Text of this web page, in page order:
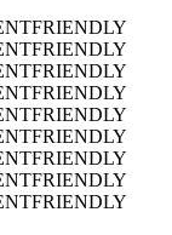
FRIENDLY
FRIENDLY
FRIENDLY
FRIENDLY
FRIENDLY
FRIENDLY
FRIENDLY
FRIENDLY
FRIENDLY